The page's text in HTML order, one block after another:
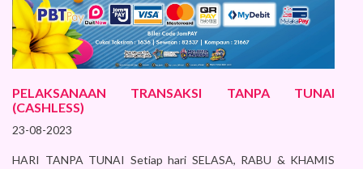
PELAKSANAAN TRANSAKSI TANPA TUNAI
(CASHLESS)
23-08-2023
HARI TANPA TUNAI Setiap hari SELASA, RABU & KHAMIS